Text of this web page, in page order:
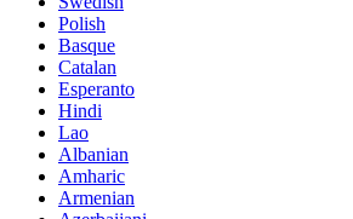
Polish
Basque
Catalan
Esperanto
Hindi
Lao
Albanian
Amharic
Armenian